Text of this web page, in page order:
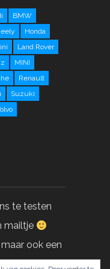
BMW
Honda
Land Rover
MINI
Renault
Suzuki
te testen
mailtje
ook een